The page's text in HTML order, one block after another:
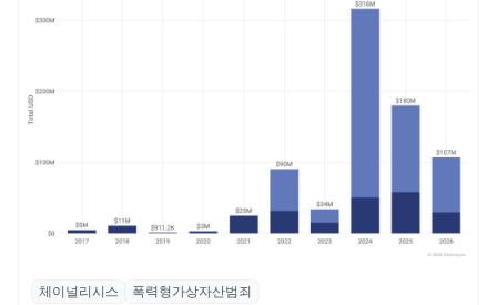
체이널리시스 “가상자산 보유자 대상 폭력
체이널리시스
폭력형가상자산범죄